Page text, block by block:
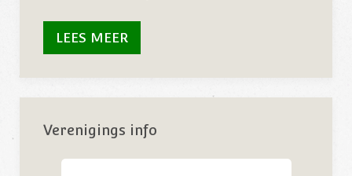
LEES MEER
Verenigings info